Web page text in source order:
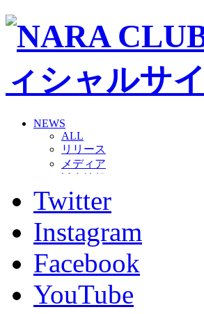
NEWS
ALL
リリース
メディア
グッズ
ファンコミュニティ
ホームタウン
コラム
その他
TEAM
2026/27トップチーム
2026/27トップチームスタッフ
Twitter
Instagram
Facebook
YouTube